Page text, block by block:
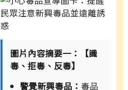
圖片內容摘要一：【識
毒、拒毒、反毒】
警覺新興毒品： 毒品